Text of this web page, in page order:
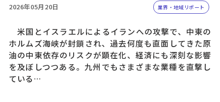
2026年05月20日 業界・地域リポート
米国とイスラエルによるイランへの攻撃で、中東の
ホルムズ海峡が封鎖され、過去何度も直面してきた原
油の中東依存のリスクが顕在化、経済にも深刻な影響
を及ぼしつつある。九州でもさまざまな業種を直撃し
ている…